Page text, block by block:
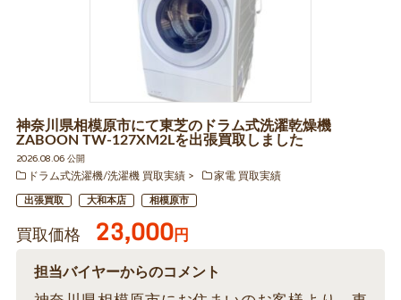
神奈川県相模原市にて東芝のドラム式洗濯乾燥機
ZABOON TW-127XM2Lを出張買取しました
2026.08.06 公開
ドラム式洗濯機/洗濯機 買取実績
家電 買取実績
出張買取 大和本店 相模原市
買取価格 23,000円
担当バイヤーからのコメント